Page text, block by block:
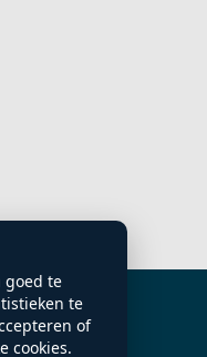
goed te
te
of
cookies.